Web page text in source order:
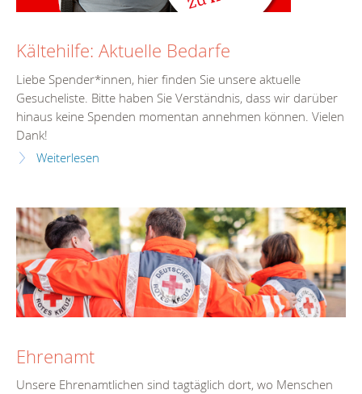
Kältehilfe: Aktuelle Bedarfe
Liebe Spender*innen, hier finden Sie unsere aktuelle
Gesucheliste. Bitte haben Sie Verständnis, dass wir darüber
hinaus keine Spenden momentan annehmen können. Vielen
Dank!
Weiterlesen
Ehrenamt
Unsere Ehrenamtlichen sind tagtäglich dort, wo Menschen